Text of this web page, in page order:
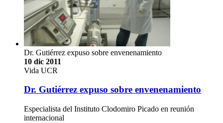
Dr. Gutiérrez expuso sobre envenenamiento
10 dic 2011
Vida UCR
Dr. Gutiérrez expuso sobre envenenamiento
Especialista del Instituto Clodomiro Picado en reunión
internacional